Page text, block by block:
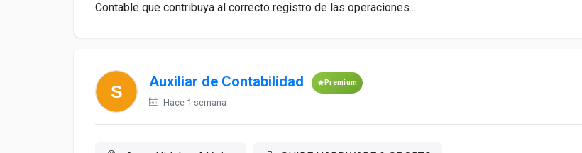
Contable que contribuya al correcto registro de las operaciones...
Auxiliar de Contabilidad Premium
Hace 1 semana